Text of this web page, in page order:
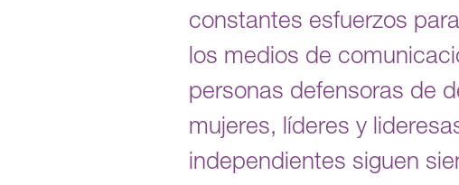
constantes esfuerzos
los medios de
personas defensoras de
mujeres, líderes y
independientes siguen